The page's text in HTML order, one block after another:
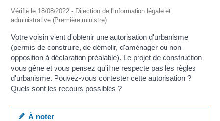
Vérifié le 18/08/2022 - Direction de l'information légale et
administrative (Première ministre)
Votre voisin vient d'obtenir une autorisation d'urbanisme
(permis de construire, de démolir, d'aménager ou non-
opposition à déclaration préalable). Le projet de construction
vous gêne et vous pensez qu'il ne respecte pas les règles
d'urbanisme. Pouvez-vous contester cette autorisation ?
Quels sont les recours possibles ?
À noter